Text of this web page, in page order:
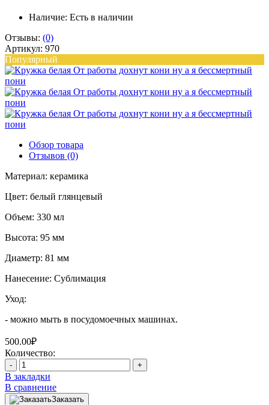
Наличие: Есть в наличии
Отзывы: (0)
Артикул: 970
Популярный
Обзор товара
Отзывов (0)
Материал: керамика
Цвет: белый глянцевый
Объем: 330 мл
Высота: 95 мм
Диаметр: 81 мм
Нанесение: Сублимация
Уход:
- можно мыть в посудомоечных машинах.
500.00₽
Количество:
- +
В закладки
В сравнение
Заказать